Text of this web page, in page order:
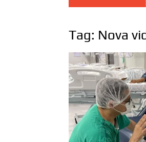
Tag: Nova